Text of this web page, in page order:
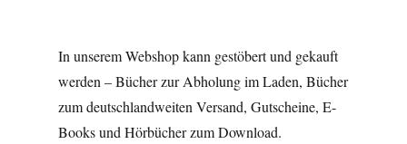
In unserem Webshop kann gestöbert und gekauft
werden – Bücher zur Abholung im Laden, Bücher
zum deutschlandweiten Versand, Gutscheine, E-
Books und Hörbücher zum Download.